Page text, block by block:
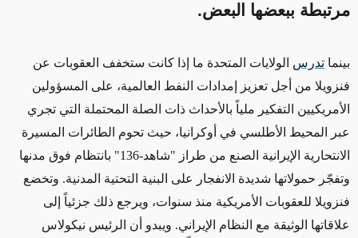
مرتبطة ببعضها البعض.
بينما تدرس الولايات المتحدة ما إذا كانت ستخفف العقوبات عن
فنزويلا من أجل تعزيز إمدادات النفط العالمية، على المسؤولين
الأمريكيين التفكير ملياً بالأحداث ذات الصلة المحتملة التي تجري
عبر المحيط الأطلسي في أوكرانيا، حيث تحوم الطائرات المسيرة
الانتحارية الإيرانية الصنع من طراز "شاهد-136"
بانتظام فوق مدنها
وتفجّر حمولاتها شديدة الانفجار على البنية التحتية المدنية. وتخضع
فنزويلا للعقوبات الأمريكية منذ سنوات، ويرجع ذلك جزئياً إلى
علاقاتها الوثيقة مع النظام الإيراني. ويبدو أن الرئيس نيكولاس